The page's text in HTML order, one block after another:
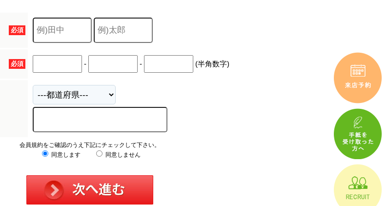
必須
必須 - - (半角数字)
会員規約をご確認のうえ下記にチェックして下さい。
同意します
同意しません